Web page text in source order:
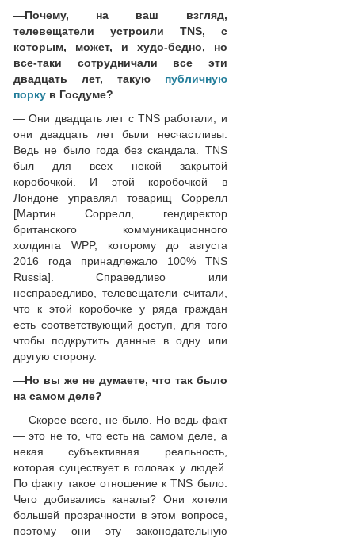
—Почему, на ваш взгляд,
телевещатели устроили
TNS, с
которым, может, и худо-бедно, но
все-таки сотрудничали все эти
двадцать лет, такую публичную
порку в Госдуме?
— Они двадцать лет с TNS работали, и
они двадцать лет были несчастливы.
Ведь не было года без скандала. TNS
был для всех некой закрытой
коробочкой. И этой коробочкой в
Лондоне управлял товарищ Соррелл
[Мартин Соррелл, гендиректор
британского коммуникационного
холдинга WPP, которому до августа
2016 года принадлежало 100% TNS
Russia]. Справедливо или
несправедливо, телевещатели считали,
что к этой коробочке у ряда граждан
есть соответствующий доступ, для того
чтобы подкрутить данные в одну или
другую сторону.
—Но вы же не думаете, что так было
на самом деле?
— Скорее всего, не было. Но ведь факт
— это не то, что есть на самом деле, а
некая субъективная реальность,
которая существует в головах у людей.
По факту такое отношение к TNS было.
Чего добивались каналы? Они хотели
большей прозрачности в этом вопросе,
поэтому они эту законодательную